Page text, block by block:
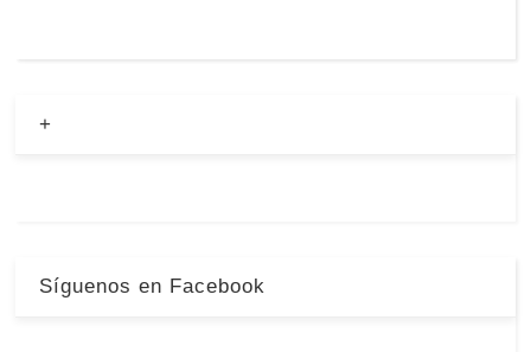
+
Síguenos en Facebook